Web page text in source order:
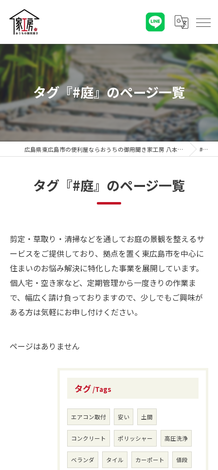
タグ『#庭』のページ一覧
広島県東広島市の便利屋ならおうちの御用聞き家工房 八本松店 #庭
タグ『#庭』のページ一覧
剪定・草取り・清掃などを通してお庭の景観を整えるサ
ービスをご提供しており、拠点を置く東広島市を中心に
住まいのお悩み解決に特化した事業を展開しています。
個人宅・空き家など、定期管理から一度きりの作業ま
で、幅広く請け負っておりますので、少しでもご興味が
ある方は気軽にお申し付けください。
ページはありません
タグ Tags
エアコン取付 安い 土間
コンクリート ポリッシャー 高圧洗浄
ベランダ タイル カーポート 値段